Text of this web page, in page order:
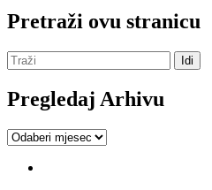
Pretraži ovu stranicu
Pregledaj Arhivu
Pregledaj